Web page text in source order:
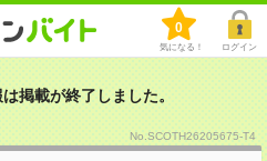
0
気になる！ ログイン
掲載が終了しました。
No.SCOTH26205675-T4